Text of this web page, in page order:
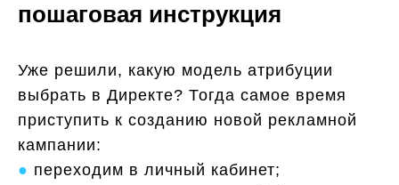
пошаговая инструкция
Уже решили, какую модель атрибуции
выбрать в Директе? Тогда самое время
приступить к созданию новой рекламной
кампании:
● переходим в личный кабинет;